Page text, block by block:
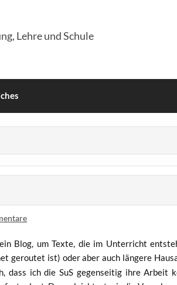
Lehre und Schule
Blog, um Tex­te, die im Unter­richt
gerou­tet ist) oder aber auch län­ge­re
dass ich die SuS gegen­sei­tig ihre Arbeit